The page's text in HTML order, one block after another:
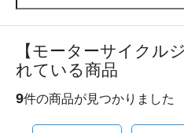
【モーターサイクル
れている商品
9件の商品が見つかりました